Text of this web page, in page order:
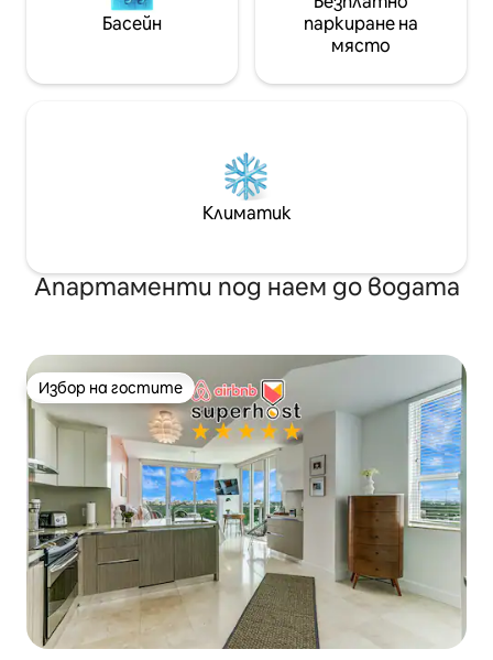
Басейн
паркиране на
място
Климатик
Апартаменти под наем до водата
Избор на гостите
Избор на гостите